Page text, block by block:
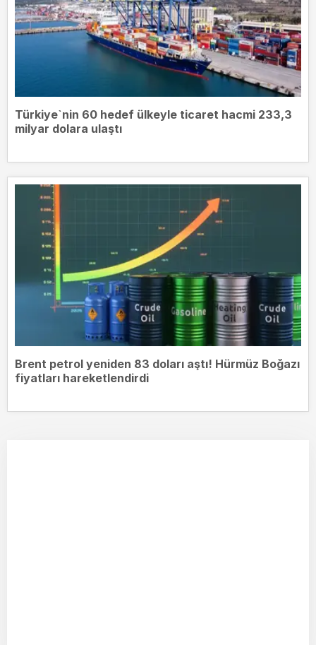
Türkiye`nin 60 hedef ülkeyle ticaret hacmi 233,3
milyar dolara ulaştı
Brent petrol yeniden 83 doları aştı! Hürmüz Boğazı
fiyatları hareketlendirdi